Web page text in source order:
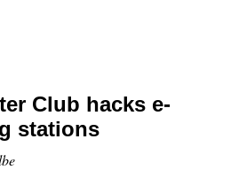
Club hacks e-
stations